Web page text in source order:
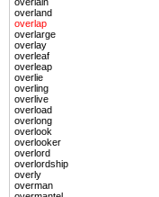
overland
overlap
overlarge
overlay
overleaf
overleap
overlie
overling
overlive
overload
overlong
overlook
overlooker
overlord
overlordship
overly
overman